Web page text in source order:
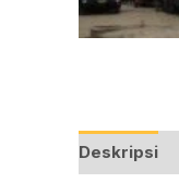
Deskripsi